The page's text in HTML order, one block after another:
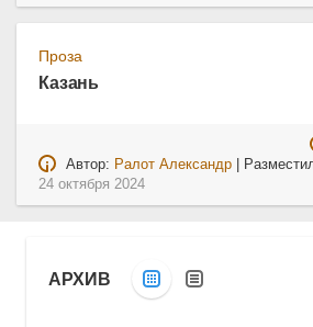
Проза
Казань
Автор: Ралот Александр |
24 октября 2024
АРХИВ